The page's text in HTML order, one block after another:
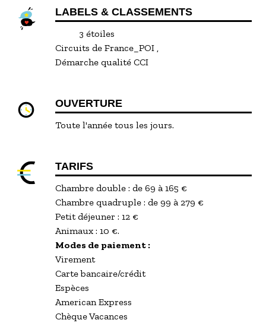
LABELS & CLASSEMENTS
3 étoiles
Circuits de France_POI
Démarche qualité CCI
OUVERTURE
Toute l'année tous les jours.
TARIFS
Chambre double : de 69 à 165 €
Chambre quadruple : de 99 à 279 €
Petit déjeuner : 12 €
Animaux : 10 €.
Modes de paiement :
Virement
Carte bancaire/crédit
Espèces
American Express
Chèque Vacances